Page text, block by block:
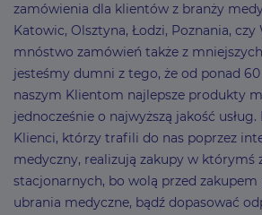
zamówienia dla klientów z branży
Katowic, Olsztyna, Łodzi, Poznania, czy
mnóstwo zamówień także z
jesteśmy dumni z tego, że od ponad
naszym Klientom najlepsze produkty
jednocześnie o najwyższą jakość
Klienci, którzy trafili do nas poprzez
medyczny, realizują zakupy w którymś
stacjonarnych, bo wolą przed
ubrania medyczne, bądź dopasować